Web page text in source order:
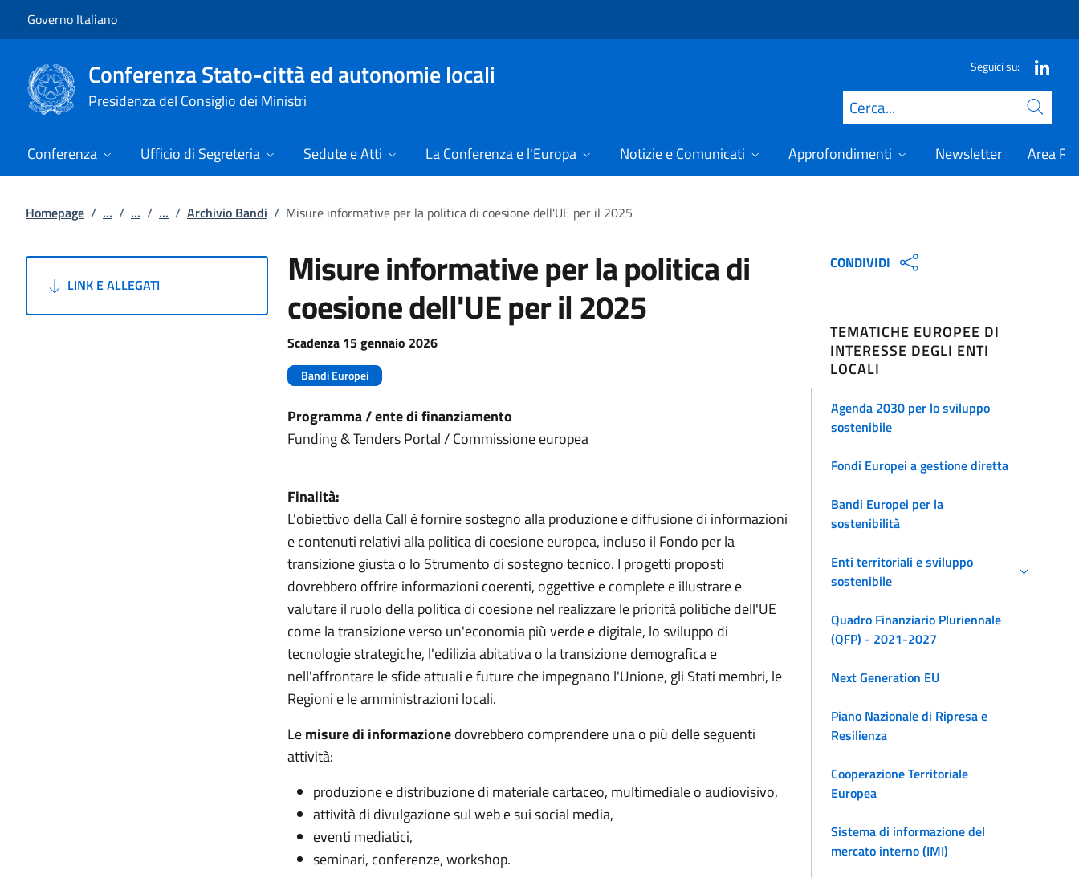
Governo Italiano
Conferenza Stato-città ed autonomie locali
Presidenza del Consiglio dei Ministri
Seguici su:
Cerca
Conferenza Ufficio di Segreteria Sedute e Atti La Conferenza e l'Europa Notizie e Comunicati Approfondimenti Newsletter Area
Homepage / ... / ... / ... / Archivio Bandi / Misure informative per la politica di coesione dell'UE per il 2025
LINK E ALLEGATI Misure informative per la politica di
coesione dell'UE per il 2025
Scadenza 15 gennaio 2026
Bandi Europei
Programma / ente di finanziamento
Funding & Tenders Portal / Commissione europea
Finalità:
L'obiettivo della Call è fornire sostegno alla produzione e diffusione di informazioni
e contenuti relativi alla politica di coesione europea, incluso il Fondo per la
transizione giusta o lo Strumento di sostegno tecnico. I progetti proposti
dovrebbero offrire informazioni coerenti, oggettive e complete e illustrare e
valutare il ruolo della politica di coesione nel realizzare le priorità politiche dell'UE
come la transizione verso un'economia più verde e digitale, lo sviluppo di
tecnologie strategiche, l'edilizia abitativa o la transizione demografica e
nell'affrontare le sfide attuali e future che impegnano l'Unione, gli Stati membri, le
Regioni e le amministrazioni locali.
Lemisure di informazionedovrebbero comprendere una o più delle seguenti
attività:
produzione e distribuzione di materiale cartaceo, multimediale o audiovisivo,
attività di divulgazione sul web e sui social media,
eventi mediatici,
seminari, conferenze, workshop.
CONDIVIDI
TEMATICHE EUROPEE DI
INTERESSE DEGLI ENTI
LOCALI
Agenda 2030 per lo sviluppo
sostenibile
Fondi Europei a gestione diretta
Bandi Europei per la
sostenibilità
Enti territoriali e sviluppo
sostenibile
Quadro Finanziario Pluriennale
(QFP) - 2021-2027
Next Generation EU
Piano Nazionale di Ripresa e
Resilienza
Cooperazione Territoriale
Europea
Sistema di informazione del
mercato interno (IMI)